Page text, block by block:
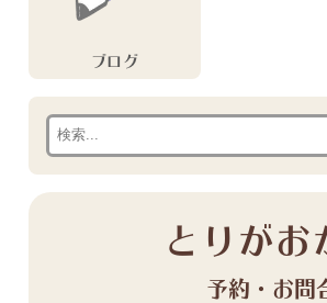
ブログ
とりがお
予約・お問